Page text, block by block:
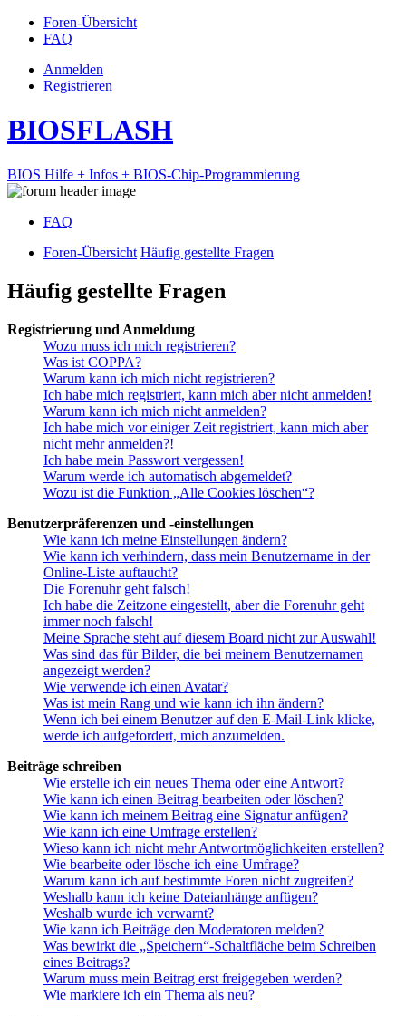
Foren-Übersicht
FAQ
Anmelden
Registrieren
BIOSFLASH
BIOS Hilfe + Infos + BIOS-Chip-Programmierung
FAQ
Foren-Übersicht Häufig gestellte Fragen
Häufig gestellte Fragen
Registrierung und Anmeldung
Wozu muss ich mich registrieren?
Was ist COPPA?
Warum kann ich mich nicht registrieren?
Ich habe mich registriert, kann mich aber nicht anmelden!
Warum kann ich mich nicht anmelden?
Ich habe mich vor einiger Zeit registriert, kann mich aber
nicht mehr anmelden?!
Ich habe mein Passwort vergessen!
Warum werde ich automatisch abgemeldet?
Wozu ist die Funktion „Alle Cookies löschen“?
Benutzerpräferenzen und -einstellungen
Wie kann ich meine Einstellungen ändern?
Wie kann ich verhindern, dass mein Benutzername in der
Online-Liste auftaucht?
Die Forenuhr geht falsch!
Ich habe die Zeitzone eingestellt, aber die Forenuhr geht
immer noch falsch!
Meine Sprache steht auf diesem Board nicht zur Auswahl!
Was sind das für Bilder, die bei meinem Benutzernamen
angezeigt werden?
Wie verwende ich einen Avatar?
Was ist mein Rang und wie kann ich ihn ändern?
Wenn ich bei einem Benutzer auf den E-Mail-Link klicke,
werde ich aufgefordert, mich anzumelden.
Beiträge schreiben
Wie erstelle ich ein neues Thema oder eine Antwort?
Wie kann ich einen Beitrag bearbeiten oder löschen?
Wie kann ich meinem Beitrag eine Signatur anfügen?
Wie kann ich eine Umfrage erstellen?
Wieso kann ich nicht mehr Antwortmöglichkeiten erstellen?
Wie bearbeite oder lösche ich eine Umfrage?
Warum kann ich auf bestimmte Foren nicht zugreifen?
Weshalb kann ich keine Dateianhänge anfügen?
Weshalb wurde ich verwarnt?
Wie kann ich Beiträge den Moderatoren melden?
Was bewirkt die „Speichern“-Schaltfläche beim Schreiben
eines Beitrags?
Warum muss mein Beitrag erst freigegeben werden?
Wie markiere ich ein Thema als neu?